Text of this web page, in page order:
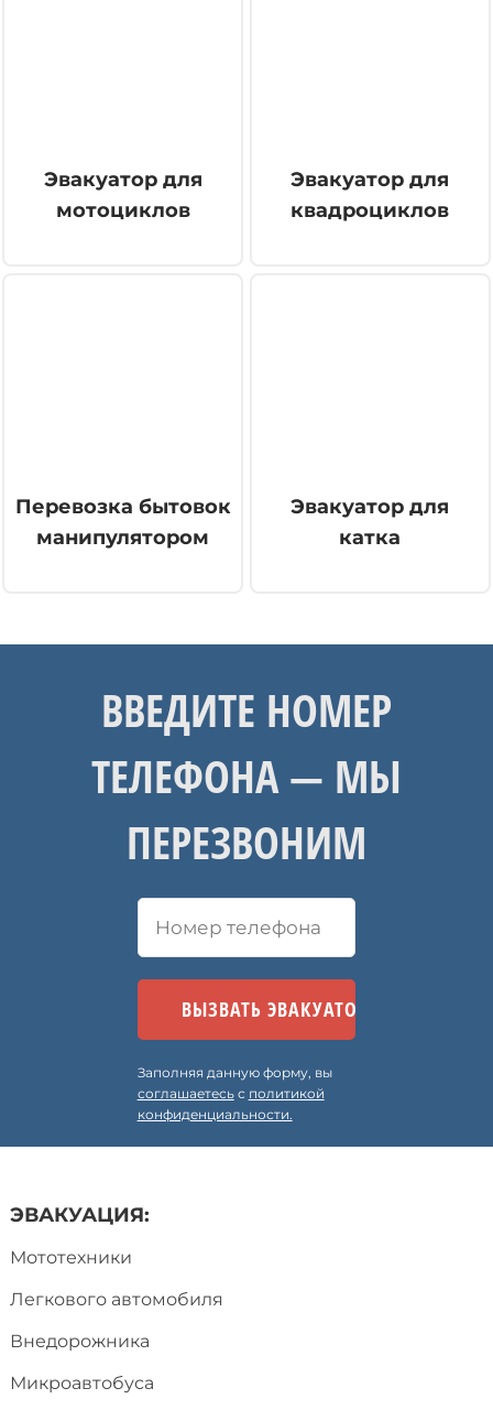
Эвакуатор для
мотоциклов
Эвакуатор для
квадроциклов
Перевозка бытовок
манипулятором
Эвакуатор для
катка
ВВЕДИТЕ НОМЕР
ТЕЛЕФОНА — МЫ
ПЕРЕЗВОНИМ
Заполняя данную форму, вы
соглашаетесьс политикой
конфиденциальности.
ЭВАКУАЦИЯ:
Мототехники
Легкового автомобиля
Внедорожника
Микроавтобуса